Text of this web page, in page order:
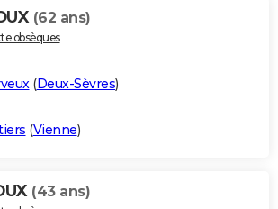
(62 ans)
obsèques
(Deux-Sèvres)
(Vienne)
(43 ans)